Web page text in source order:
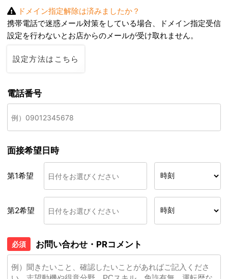
ドメイン指定解除は済みましたか？
携帯電話で迷惑メール対策をしている場合、ドメイン指定受信
設定を行わないとお店からのメールが受け取れません。
設定方法はこちら
電話番号
面接希望日時
第1希望
第2希望
必須 お問い合わせ・PRコメント